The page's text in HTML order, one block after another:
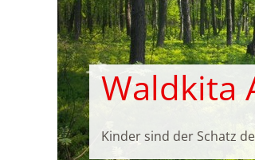
Waldkita
Kinder sind der Schatz